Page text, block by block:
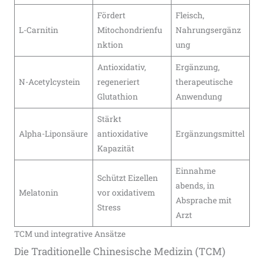
L-Carnitin
Fördert
Mitochondrienfu
nktion
Fleisch,
Nahrungsergänz
ung
N-Acetylcystein
Antioxidativ,
regeneriert
Glutathion
Ergänzung,
therapeutische
Anwendung
Alpha-Liponsäure
Stärkt
antioxidative
Kapazität
Ergänzungsmittel
Melatonin
Schützt Eizellen
vor oxidativem
Stress
Einnahme
abends, in
Absprache mit
Arzt
TCM und integrative Ansätze
Die Traditionelle Chinesische Medizin (TCM)